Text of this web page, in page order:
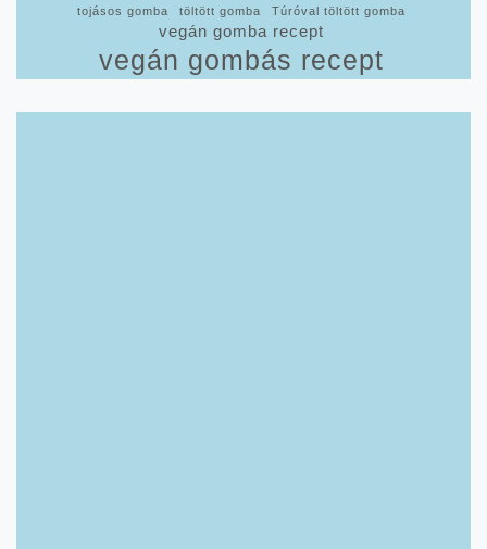
tojásos gomba töltött gomba Túróval töltött gomba
vegán gomba recept
vegán gombás recept